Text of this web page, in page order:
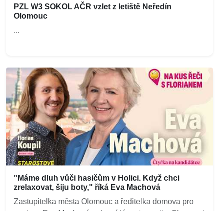
PZL W3 SOKOL AČR vzlet z letiště Neředín
Olomouc
...
"Máme dluh vůči hasičům v Holici. Když chci
zrelaxovat, šiju boty," říká Eva Machová
Zastupitelka města Olomouc a ředitelka domova pro